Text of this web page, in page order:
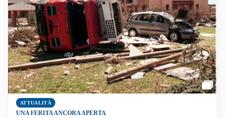
ATTUALITÀ
UNA FERITA ANCORA APERTA